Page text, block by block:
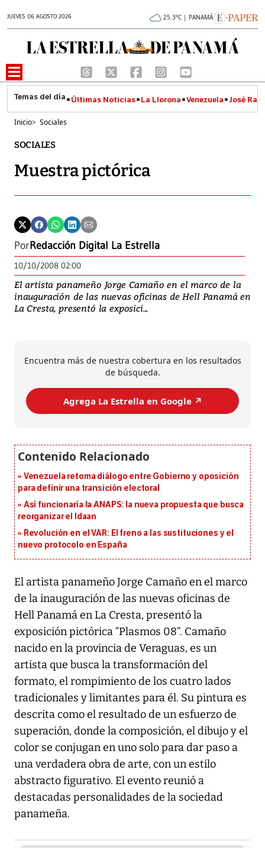
JUEVES 06 AGOSTO 2026 25.3°C | PANAMÁ
Últimas Noticias La Llorona Venezuela José
Inicio> Sociales
SOCIALES
Muestra pictórica
PorRedacción Digital La Estrella
10/10/2008 02:00
El artista panameño Jorge Camaño en el marco de la
inauguración de las nuevas oficinas de Hell Panamá en
La Cresta, presentó la exposici...
Encuentra más de nuestra cobertura en los resultados
de búsqueda.
Agrega La Estrella en Google ↗️
Venezuela retoma diálogo entre Gobierno y oposición
para definir una transición electoral
Así funcionaría la ANAPS: la nueva propuesta que busca
reorganizar el Idaan
Revolución en el VAR: El freno a las sustituciones y el
nuevo protocolo en España
El artista panameño Jorge Camaño en el marco
de la inauguración de las nuevas oficinas de
Hell Panamá en La Cresta, presentó la
exposición pictórica “Plasmos 08”. Camaño
nacido en la provincia de Veraguas, es un
artista que busca la transformación del
formato, el rompimiento de los cuatro lados
tradicionales y limitantes para él. Su pintura es
descrita como el resultado de un esfuerzo de
superación, donde la composición, el dibujo y el
color se conjugan en uno solo para dar paso a
una verdadera obra de arte, con un estilo
abstracto figurativo. El evento reunió a
destacadas personalidades de la sociedad
panameña.